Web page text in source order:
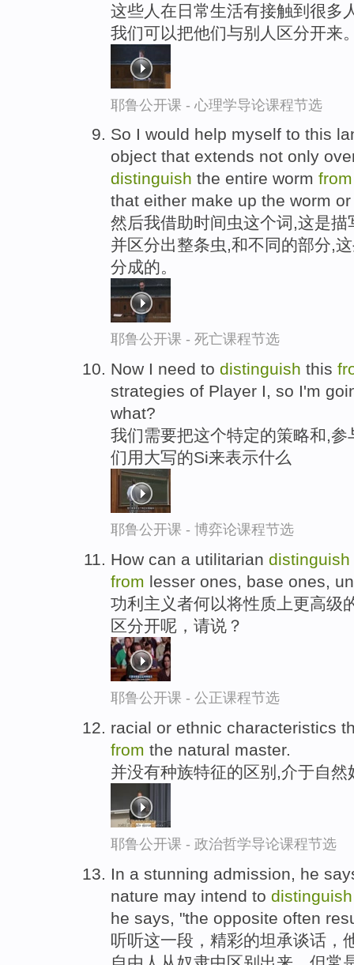
这些人在日常生活有接触到很多
我们可以把他们与别人区分开来
耶鲁公开课 - 心理学导论课程节选
So I would help myself to this
object that extends not only
distinguish the entire worm from
that either make up the worm
然后我借助时间虫这个词,这是
并区分出整条虫,和不同的部分,
分成的。
耶鲁公开课 - 死亡课程节选
Now I need to distinguish this
strategies of Player I, so I'm
what?
我们需要把这个特定的策略和,
们用大写的Si来表示什么
耶鲁公开课 - 博弈论课程节选
How can a utilitarian distinguish
from lesser ones, base ones,
功利主义者何以将性质上更高级
区分开呢，请说？
耶鲁公开课 - 公正课程节选
racial or ethnic characteristics
from the natural master.
并没有种族特征的区别,介于自
耶鲁公开课 - 政治哲学导论课程节选
In a stunning admission, he
nature may intend to distinguish
he says, "the opposite often
听听这一段，精彩的坦承谈话，